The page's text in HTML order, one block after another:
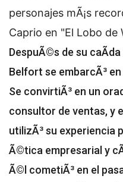
personajes mÃ¡s
Caprio en "El Lobo de
DespuÃ©s de su
Belfort se embarcÃ³
Se convirtiÃ³ en un
consultor de ventas, y
utilizÃ³ su experiencia
Ã©tica empresarial y
Ã©l cometiÃ³ en el